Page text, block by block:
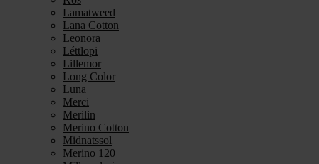
Lamatweed
Lana Cotton
Leonora
Léttlopi
Lillemor
Long Color
Luna
Merci
Merilin
Merino Cotton
Midnatssol
Merino 120